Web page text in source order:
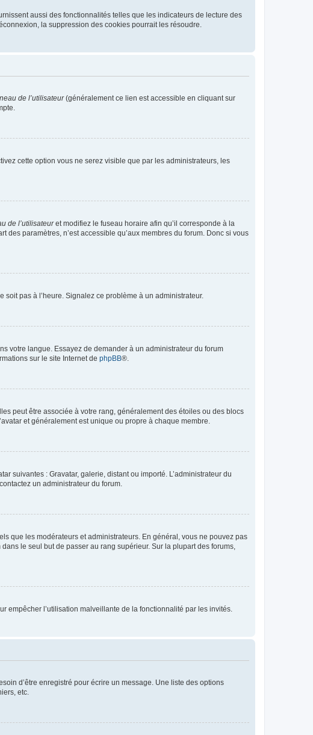
aussi des fonctionnalités telles que les indicateurs de lecture des
la suppression des cookies pourrait les résoudre.
de l’utilisateur(généralement ce lien est accessible en cliquant sur
cette option vous ne serez visible que par les administrateurs, les
de l’utilisateuret modifiez le fuseau horaire afin qu’il corresponde à la
paramètres, n’est accessible qu’aux membres du forum. Donc si vous
pas à l’heure. Signalez ce problème à un administrateur.
votre langue. Essayez de demander à un administrateur du forum
sur le site Internet de phpBB®.
peut être associée à votre rang, généralement des étoiles ou des blocs
et généralement est unique ou propre à chaque membre.
suivantes : Gravatar, galerie, distant ou importé. L’administrateur du
un administrateur du forum.
que les modérateurs et administrateurs. En général, vous ne pouvez pas
le seul but de passer au rang supérieur. Sur la plupart des forums,
empêcher l’utilisation malveillante de la fonctionnalité par les invités.
d’être enregistré pour écrire un message. Une liste des options
etc.